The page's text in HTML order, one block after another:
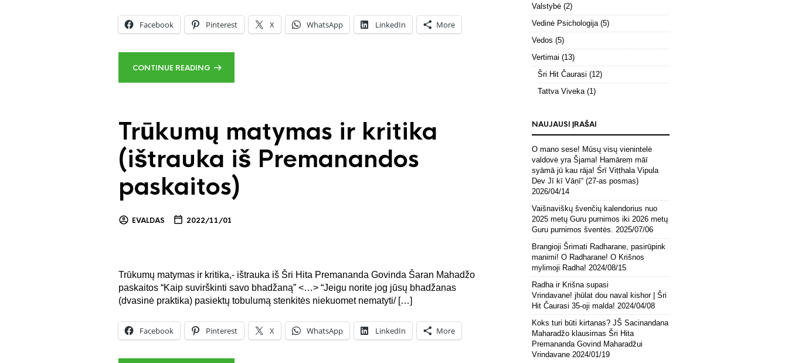
Facebook Pinterest X WhatsApp LinkedIn More
CONTINUE READING
Trūkumų matymas ir kritika
(ištrauka iš Premanandos
paskaitos)
EVALDAS 2022/11/01
Trūkumų matymas ir kritika,- ištrauka iš Šri Hita Premananda Govinda Šaran Mahadžo
paskaitos “Kaip suvirškinti savo bhadžaną” <…> “Jeigu norite jog jūsų bhadžanas
(dvasinė praktika) pasiektų tobulumą stenkitės niekuomet nematyti/ […]
Facebook Pinterest X WhatsApp LinkedIn More
Valstybė (2)
Vedinė Psichologija (5)
Vedos (5)
Vertimai (13)
Šri Hit Čaurasi (12)
Tattva Viveka (1)
NAUJAUSI ĮRAŠAI
O mano sese! Mūsų visų vienintelė
valdovė yra Šjama! Hamāreṃ māī
syāmā jū kau rāja! Śrī Viṭṭhala Vipula
Dev Jī kī Vāṇī“ (27-as posmas)
2026/04/14
Vaišnaviškų švenčių kalendorius nuo
2025 metų Guru purnimos iki 2026 metų
Guru purnimos šventės.
2025/07/06
Brangioji Šrimati Radharane, pasirūpink
manimi! O Radharane! O Krišnos
mylimoji Radha! 2024/08/15
Radha ir Krišna supasi
Vrindavane! jhūlat dou naval kishor | Šri
Hit Čaurasi 35-oji malda! 2024/04/08
Koks turi būti kirtanas? JŠ Sacinandana
Maharadžo klausimas Šri Hita
Premananda Govind Maharadžui
Vrindavane 2024/01/19